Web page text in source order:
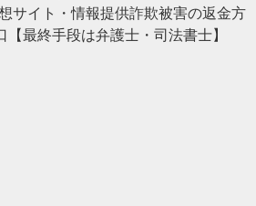
サイト・情報提供詐欺被害の返金方
【最終手段は弁護士・司法書士】